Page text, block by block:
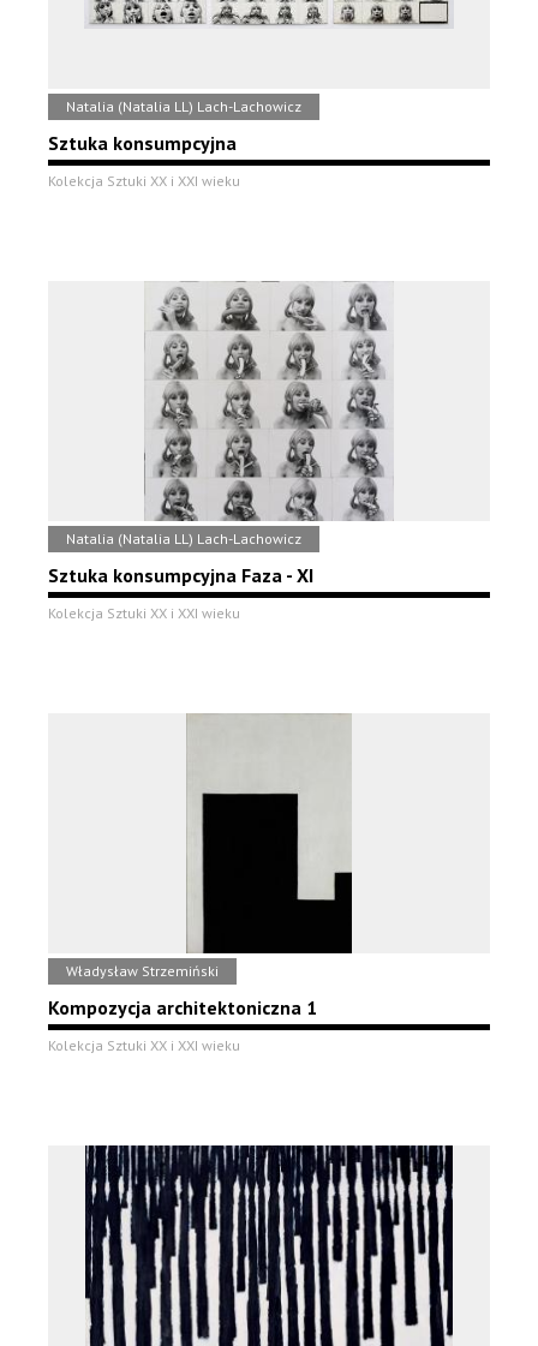
Natalia (Natalia LL) Lach-Lachowicz
Sztuka konsumpcyjna
Kolekcja Sztuki XX i XXI wieku
Natalia (Natalia LL) Lach-Lachowicz
Sztuka konsumpcyjna Faza - XI
Kolekcja Sztuki XX i XXI wieku
Władysław Strzemiński
Kompozycja architektoniczna 1
Kolekcja Sztuki XX i XXI wieku